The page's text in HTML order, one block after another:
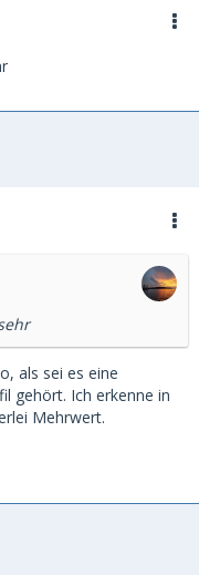
als sei es eine
gehört. Ich erkenne in
Mehrwert.